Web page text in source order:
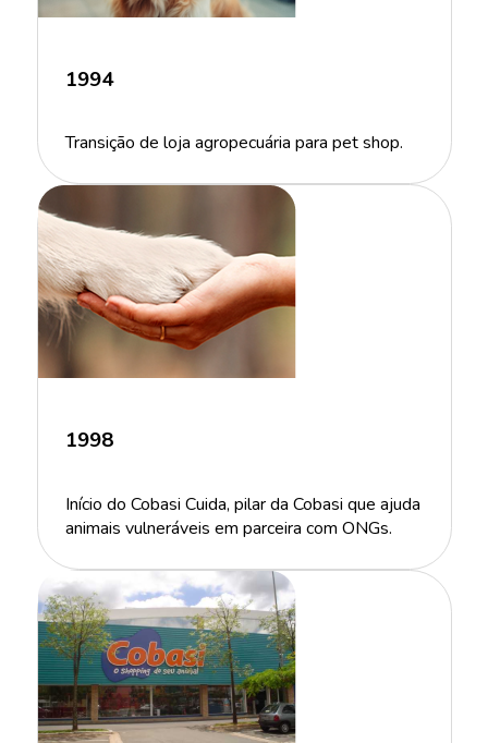
1994
Transição de loja agropecuária para pet shop.
1998
Início do Cobasi Cuida, pilar da Cobasi que ajuda
animais vulneráveis em parceira com ONGs.